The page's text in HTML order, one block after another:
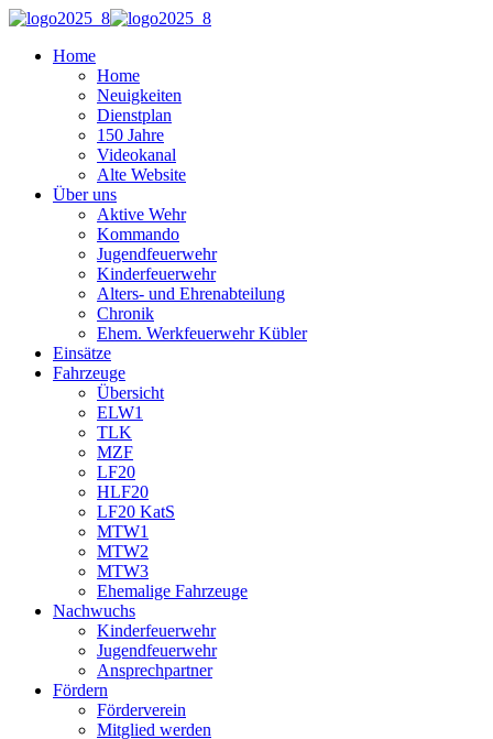
Home
Home
Neuigkeiten
Dienstplan
150 Jahre
Videokanal
Alte Website
Über uns
Aktive Wehr
Kommando
Jugendfeuerwehr
Kinderfeuerwehr
Alters- und Ehrenabteilung
Chronik
Ehem. Werkfeuerwehr Kübler
Einsätze
Fahrzeuge
Übersicht
ELW1
TLK
MZF
LF20
HLF20
LF20 KatS
MTW1
MTW2
MTW3
Ehemalige Fahrzeuge
Nachwuchs
Kinderfeuerwehr
Jugendfeuerwehr
Ansprechpartner
Fördern
Förderverein
Mitglied werden